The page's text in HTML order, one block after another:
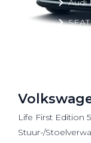
Audi
Life First Edition
Stuur-/